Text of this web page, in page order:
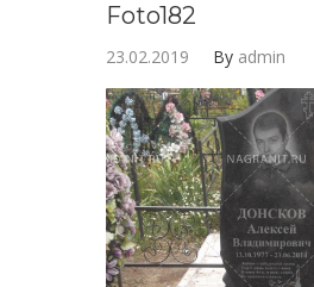
Foto182
23.02.2019 By admin